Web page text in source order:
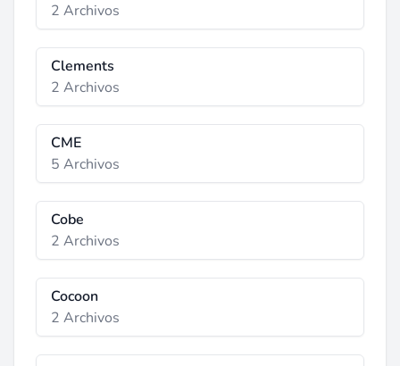
2 Archivos
Clements
2 Archivos
CME
5 Archivos
Cobe
2 Archivos
Cocoon
2 Archivos